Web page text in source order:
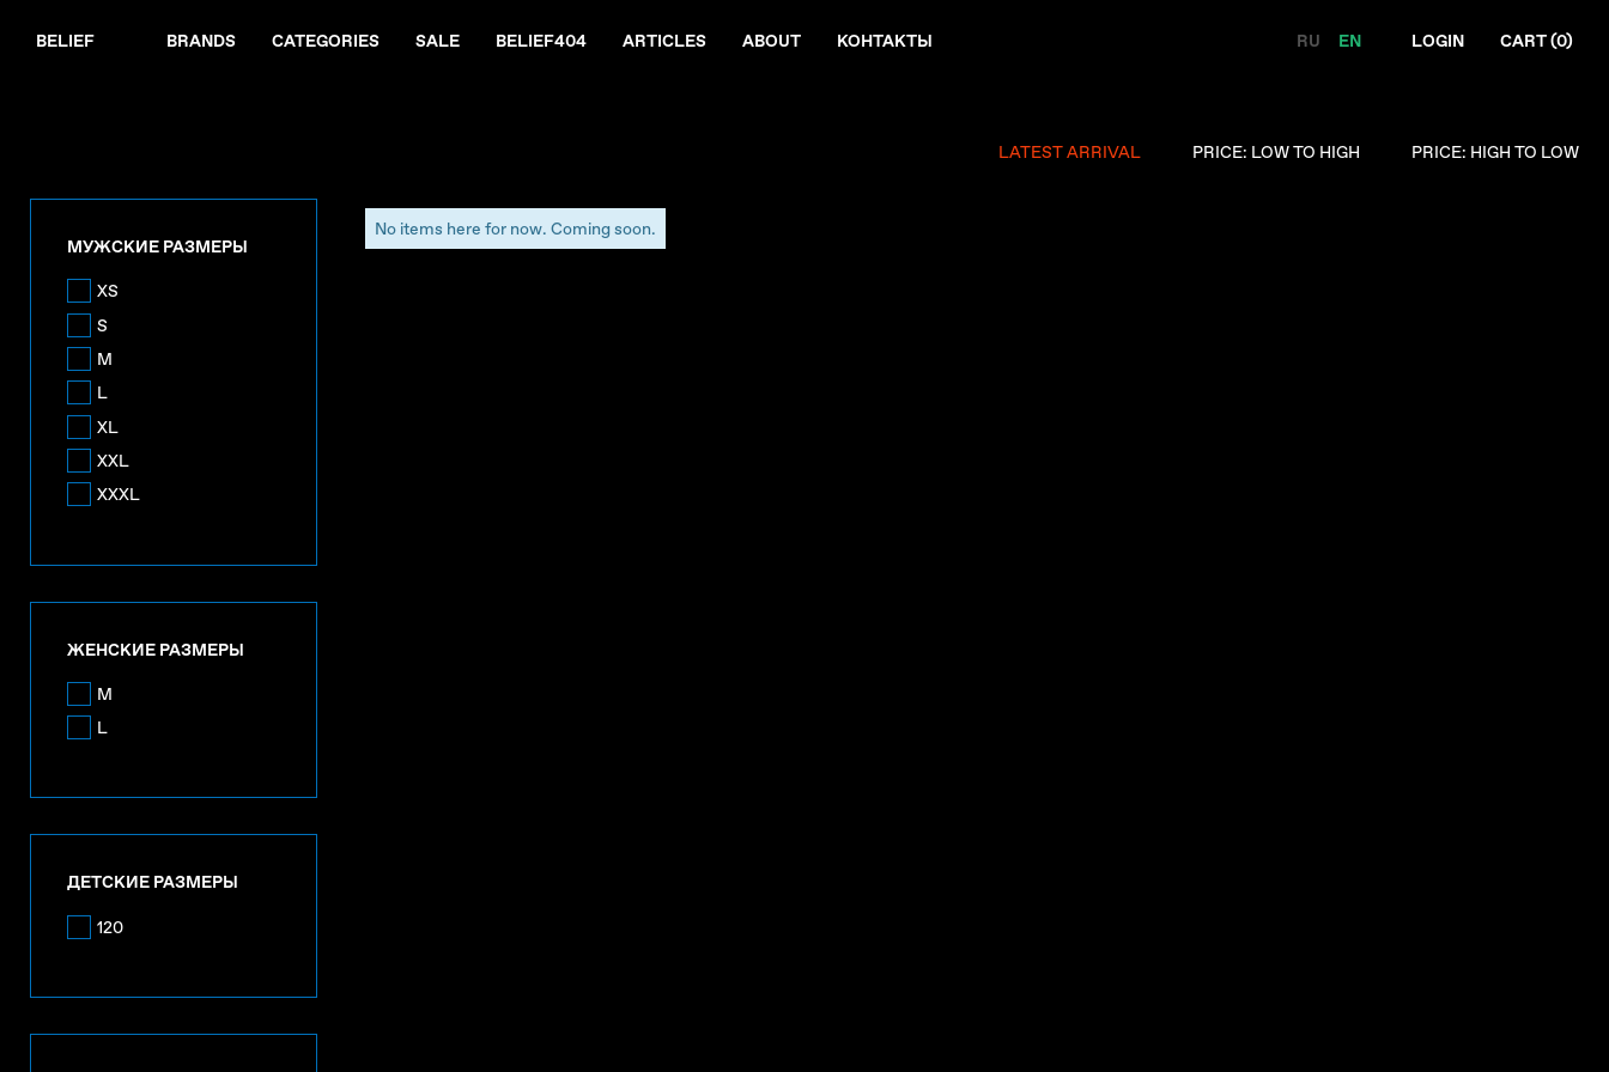
BELIEF BRANDS CATEGORIES SALE BELIEF404 ARTICLES ABOUT КОНТАКТЫ RU EN LOGIN CART (0)
LATEST ARRIVAL PRICE: LOW TO HIGH PRICE: HIGH TO LOW
МУЖСКИЕ РАЗМЕРЫ
XS
S
M
L
XL
XXL
XXXL
ЖЕНСКИЕ РАЗМЕРЫ
M
L
ДЕТСКИЕ РАЗМЕРЫ
120
No items here for now. Coming soon.